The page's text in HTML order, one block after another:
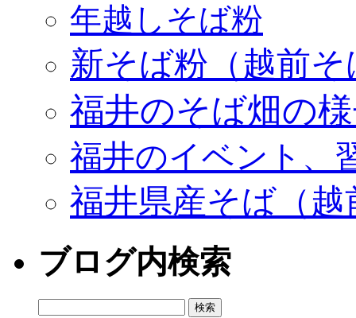
年越しそば粉
新そば粉（越前そ
福井のそば畑の
福井のイベント、
福井県産そば（越
ブログ内検索